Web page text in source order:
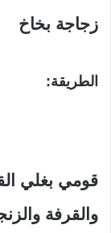
زجاجة بخاخ
الطريقة:
قومي بغلي
والقرفة